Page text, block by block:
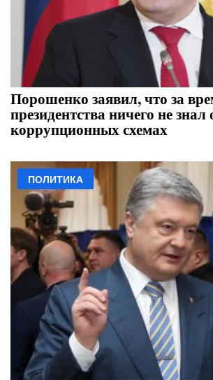
Порошенко заявил, что за
президентства ничего не знал
коррупционных схемах
ПОЛИТИКА